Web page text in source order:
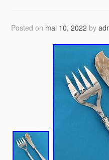
Posted on mai 10, 2022 by